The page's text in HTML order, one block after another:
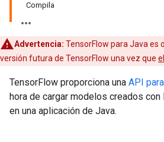
Compila
Advertencia: TensorFlow para Java es
versión futura de TensorFlow una vez que
TensorFlow proporciona una API
hora de cargar modelos creados
en una aplicación de Java.